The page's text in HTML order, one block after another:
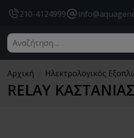
210-4124999
Αρχική Ηλεκτρολογικός
RELAY